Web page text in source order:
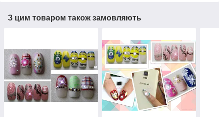
З цим товаром також замовляють